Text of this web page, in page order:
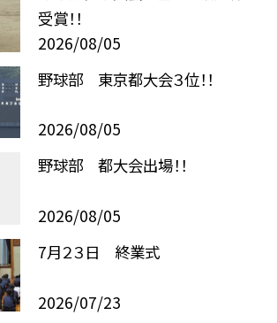
受賞！！
2026/08/05
野球部 東京都大会３位！！
2026/08/05
野球部 都大会出場！！
2026/08/05
7月２３日 終業式
2026/07/23